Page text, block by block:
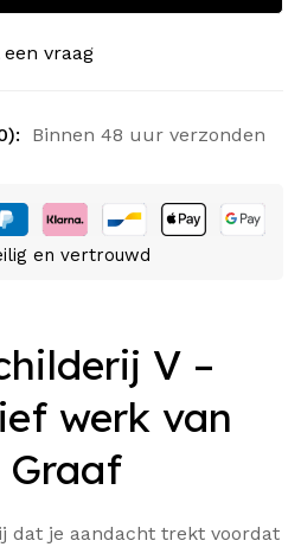
een vraag
Binnen 48 uur verzonden
en vertrouwd
V –
werk van
Graaf
dat je aandacht trekt voordat